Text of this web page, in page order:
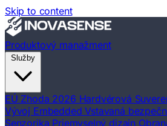
Skip to content
Produktový manažment
EÚ Zhoda 2026 Hardvérová
Vývoj EmbeddedVstavaná
Senzorika Priemyselný dizajn